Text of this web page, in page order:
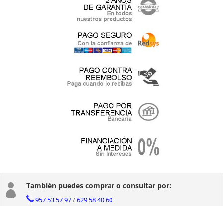
 También puedes comprar o consultar por:
957 53 57 97/629 58 40 60